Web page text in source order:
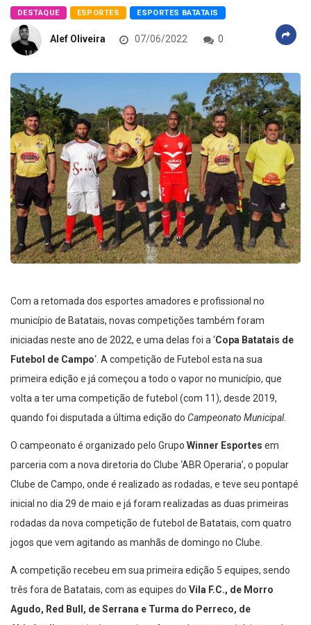
DESTAQUE ESPORTES ESPORTES BATATAIS
Alef Oliveira 07/06/2022 0
Com a retomada dos esportes amadores e profissional no
município de Batatais, novas competições também foram
iniciadas neste ano de 2022, e uma delas foi a ‘ Copa Batatais de
Futebol de Campo ‘. A competição de Futebol esta na sua
primeira edição e já começou a todo o vapor no município, que
volta a ter uma competição de futebol (com 11), desde 2019,
quando foi disputada a última edição do Campeonato Municipal.
O campeonato é organizado pelo Grupo Winner Esportes em
parceria com a nova diretoria do Clube ‘ABR Operaria’, o popular
Clube de Campo, onde é realizado as rodadas, e teve seu pontapé
inicial no dia 29 de maio e já foram realizadas as duas primeiras
rodadas da nova competição de futebol de Batatais, com quatro
jogos que vem agitando as manhãs de domingo no Clube.
A competição recebeu em sua primeira edição 5 equipes, sendo
três fora de Batatais, com as equipes do Vila F.C., de Morro
Agudo, Red Bull, de Serrana e Turma do Perreco, de